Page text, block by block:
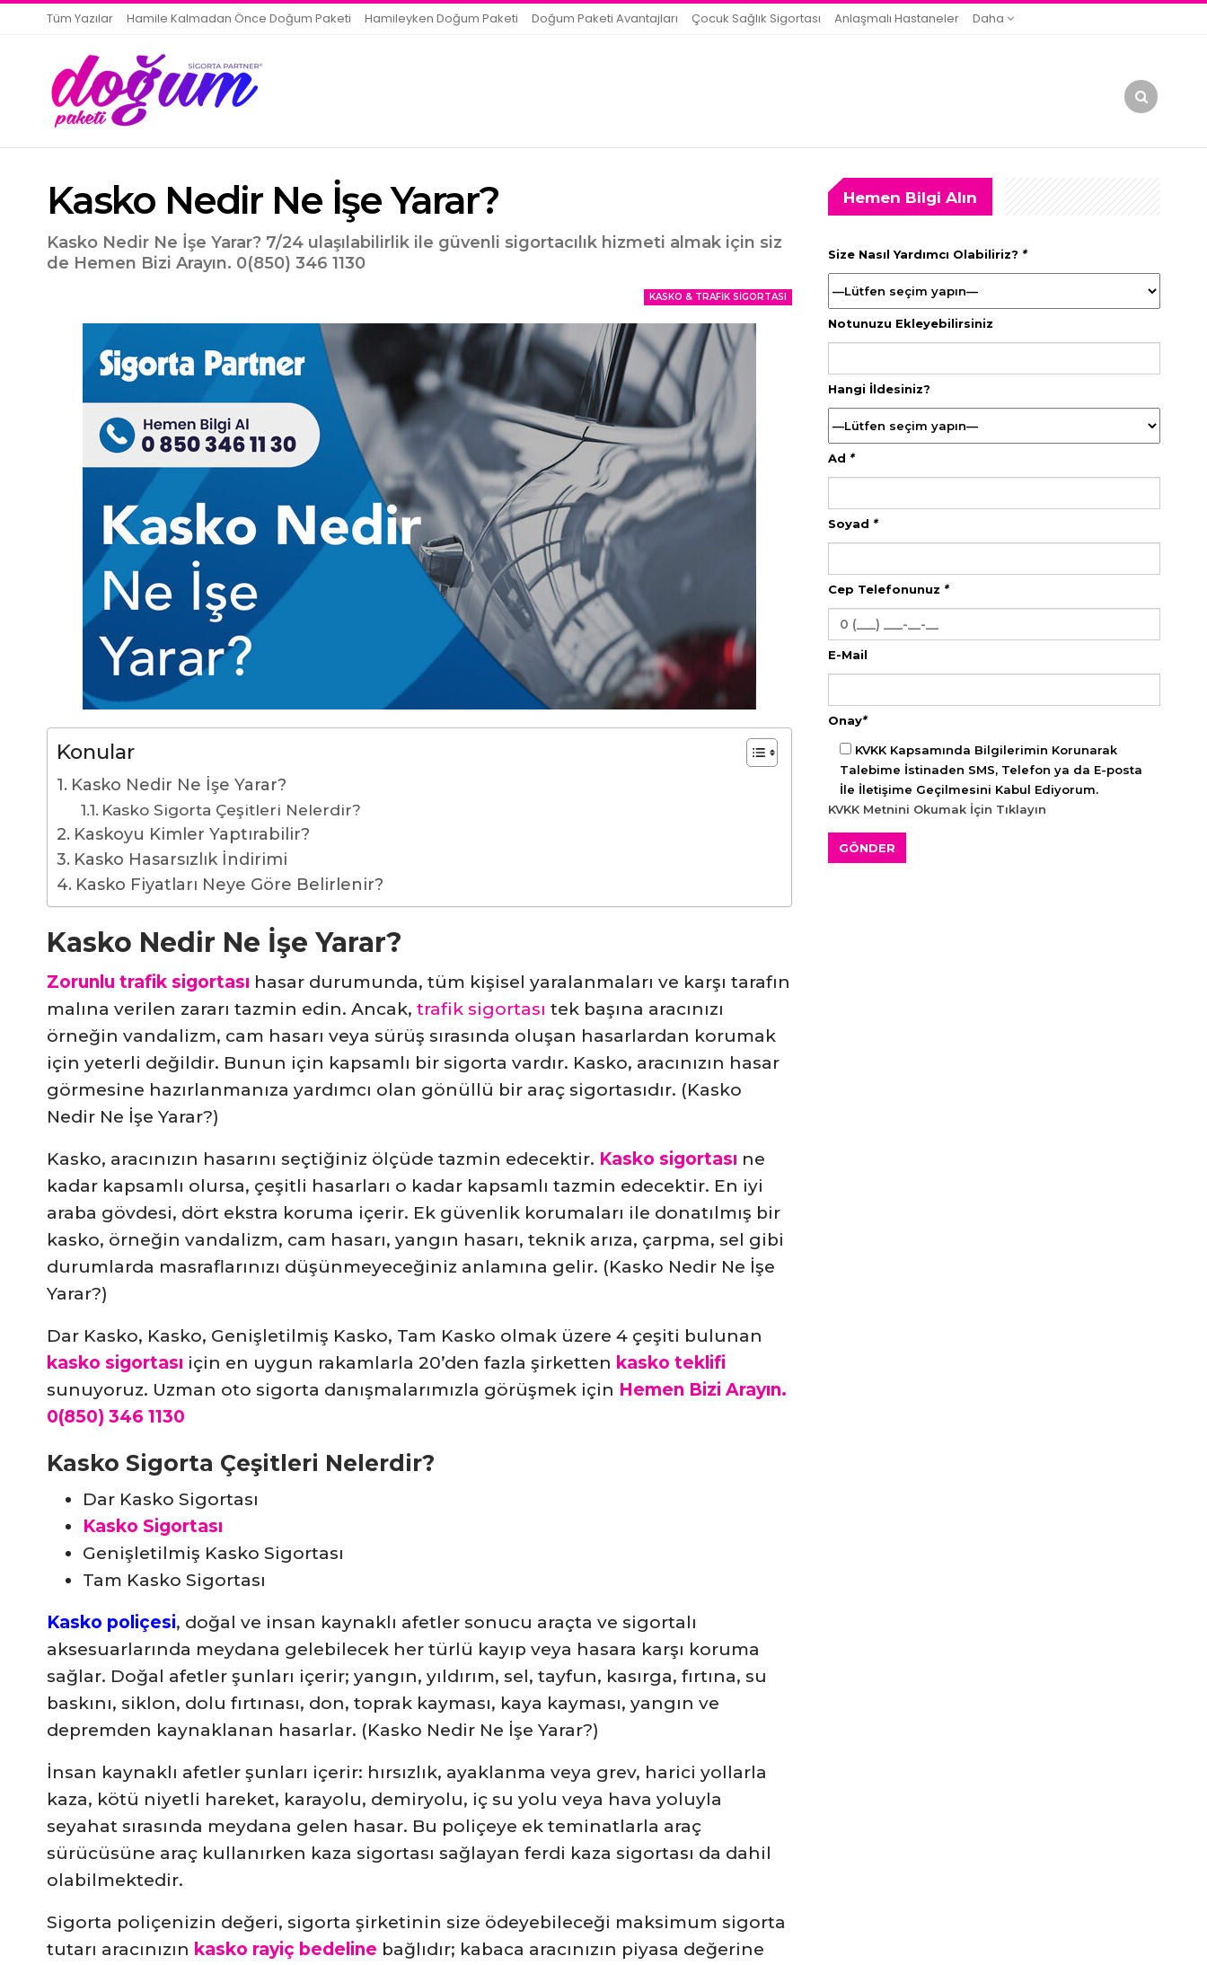
Tüm Yazılar Hamile Kalmadan Önce Doğum Paketi Hamileyken Doğum Paketi Doğum Paketi Avantajları Çocuk Sağlık Sigortası Anlaşmalı Hastaneler Daha
Kasko Nedir Ne İşe Yarar?
Kasko Nedir Ne İşe Yarar? 7/24 ulaşılabilirlik ile güvenli sigortacılık hizmeti almak için siz
de Hemen Bizi Arayın. 0(850) 346 1130
KASKO & TRAFIK SIGORTASI
Konular
Kasko Nedir Ne İşe Yarar?
Kasko Sigorta Çeşitleri Nelerdir?
Kaskoyu Kimler Yaptırabilir?
Kasko Hasarsızlık İndirimi
Kasko Fiyatları Neye Göre Belirlenir?
Kasko Nedir Ne İşe Yarar?
Zorunlu trafik sigortası hasar durumunda, tüm kişisel yaralanmaları ve karşı tarafın
malına verilen zararı tazmin edin. Ancak, trafik sigortası tek başına aracınızı
örneğin vandalizm, cam hasarı veya sürüş sırasında oluşan hasarlardan korumak
için yeterli değildir. Bunun için kapsamlı bir sigorta vardır. Kasko, aracınızın hasar
görmesine hazırlanmanıza yardımcı olan gönüllü bir araç sigortasıdır. (Kasko
Nedir Ne İşe Yarar?)
Kasko, aracınızın hasarını seçtiğiniz ölçüde tazmin edecektir. Kasko sigortası ne
kadar kapsamlı olursa, çeşitli hasarları o kadar kapsamlı tazmin edecektir. En iyi
araba gövdesi, dört ekstra koruma içerir. Ek güvenlik korumaları ile donatılmış bir
kasko, örneğin vandalizm, cam hasarı, yangın hasarı, teknik arıza, çarpma, sel gibi
durumlarda masraflarınızı düşünmeyeceğiniz anlamına gelir. (Kasko Nedir Ne İşe
Yarar?)
Dar Kasko, Kasko, Genişletilmiş Kasko, Tam Kasko olmak üzere 4 çeşiti bulunan
kasko sigortası için en uygun rakamlarla 20’den fazla şirketten kasko teklifi
sunuyoruz. Uzman oto sigorta danışmalarımızla görüşmek için Hemen Bizi Arayın.
0(850) 346 1130
Kasko Sigorta Çeşitleri Nelerdir?
Dar Kasko Sigortası
Kasko Sigortası
Genişletilmiş Kasko Sigortası
Tam Kasko Sigortası
Kasko poliçesi, doğal ve insan kaynaklı afetler sonucu araçta ve sigortalı
aksesuarlarında meydana gelebilecek her türlü kayıp veya hasara karşı koruma
sağlar. Doğal afetler şunları içerir; yangın, yıldırım, sel, tayfun, kasırga, fırtına, su
baskını, siklon, dolu fırtınası, don, toprak kayması, kaya kayması, yangın ve
depremden kaynaklanan hasarlar. (Kasko Nedir Ne İşe Yarar?)
İnsan kaynaklı afetler şunları içerir: hırsızlık, ayaklanma veya grev, harici yollarla
kaza, kötü niyetli hareket, karayolu, demiryolu, iç su yolu veya hava yoluyla
seyahat sırasında meydana gelen hasar. Bu poliçeye ek teminatlarla araç
sürücüsüne araç kullanırken kaza sigortası sağlayan ferdi kaza sigortası da dahil
olabilmektedir.
Sigorta poliçenizin değeri, sigorta şirketinin size ödeyebileceği maksimum sigorta
tutarı aracınızın kasko rayiç bedeline bağlıdır; kabaca aracınızın piyasa değerine
Hemen Bilgi Alın
Size Nasıl Yardımcı Olabiliriz? *
Notunuzu Ekleyebilirsiniz
Hangi İldesiniz?
Ad *
Soyad *
Cep Telefonunuz *
E-Mail
Onay*
KVKK Kapsamında Bilgilerimin Korunarak
Talebime İstinaden SMS, Telefon ya da E-posta
İle İletişime Geçilmesini Kabul Ediyorum.
KVKK Metnini Okumak İçin Tıklayın